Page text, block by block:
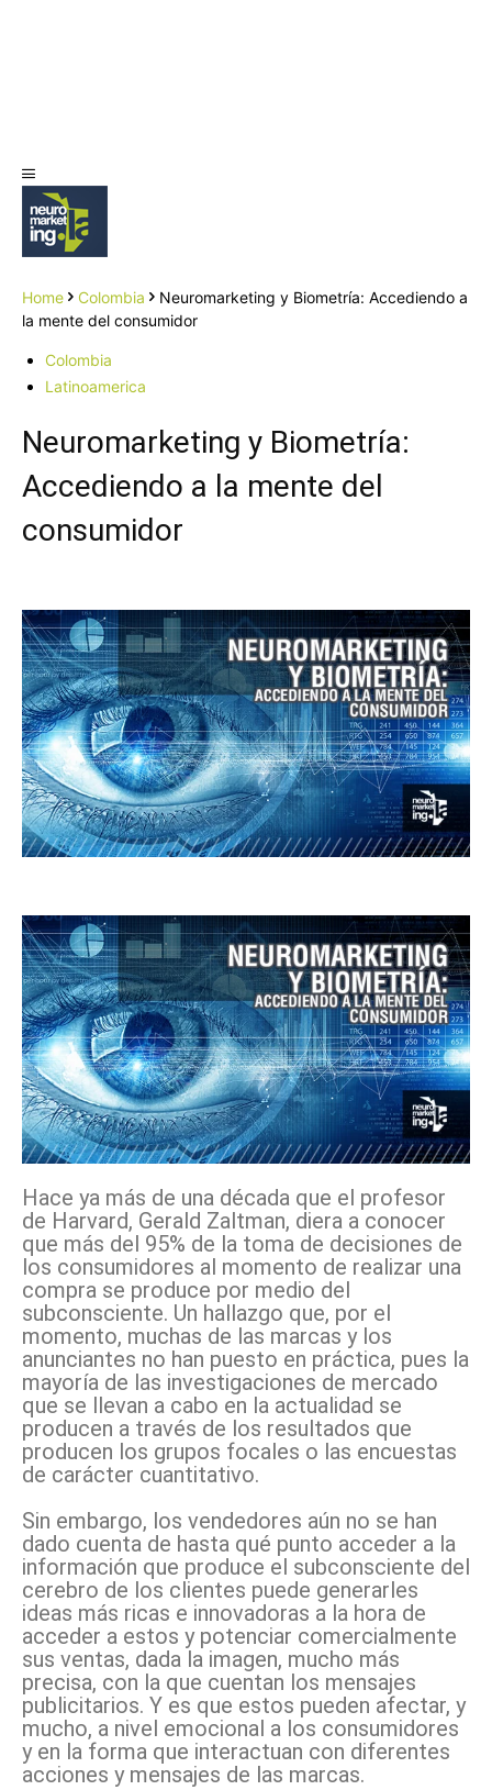
Home Colombia
Neuromarketing y Biometría: Accediendo a
la mente del consumidor
Colombia
Latinoamerica
Neuromarketing y Biometría:
Accediendo a la mente del
consumidor
Hace ya más de una década que el profesor
de Harvard, Gerald Zaltman, diera a conocer
que más del 95% de la toma de decisiones de
los consumidores al momento de realizar una
compra se produce por medio del
subconsciente. Un hallazgo que, por el
momento, muchas de las marcas y los
anunciantes no han puesto en práctica, pues la
mayoría de las investigaciones de mercado
que se llevan a cabo en la actualidad se
producen a través de los resultados que
producen los grupos focales o las encuestas
de carácter cuantitativo.
Sin embargo, los vendedores aún no se han
dado cuenta de hasta qué punto acceder a la
información que produce el subconsciente del
cerebro de los clientes puede generarles
ideas más ricas e innovadoras a la hora de
acceder a estos y potenciar comercialmente
sus ventas, dada la imagen, mucho más
precisa, con la que cuentan los mensajes
publicitarios. Y es que estos pueden afectar, y
mucho, a nivel emocional a los consumidores
y en la forma que interactuan con diferentes
acciones y mensajes de las marcas.